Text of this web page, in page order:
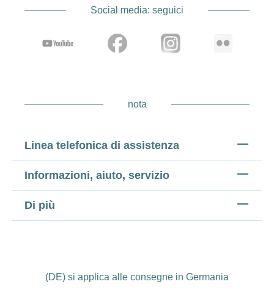
Social media: seguici
nota
Linea telefonica di assistenza
Informazioni, aiuto, servizio
Di più
(DE) si applica alle consegne in Germania